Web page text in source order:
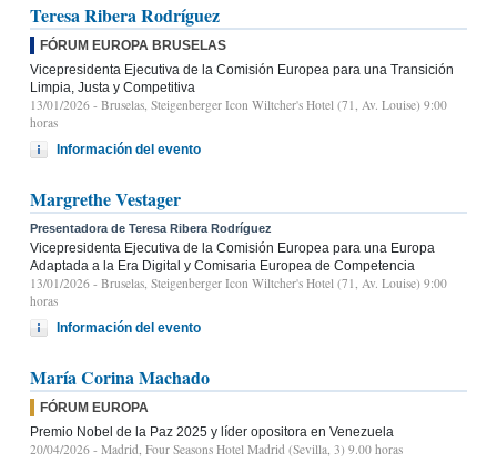
Teresa Ribera Rodríguez
FÓRUM EUROPA BRUSELAS
Vicepresidenta Ejecutiva de la Comisión Europea para una Transición
Limpia, Justa y Competitiva
13/01/2026 - Bruselas, Steigenberger Icon Wiltcher's Hotel (71, Av. Louise) 9:00
horas
Información del evento
Margrethe Vestager
Presentadora de Teresa Ribera Rodríguez
Vicepresidenta Ejecutiva de la Comisión Europea para una Europa
Adaptada a la Era Digital y Comisaria Europea de Competencia
13/01/2026 - Bruselas, Steigenberger Icon Wiltcher's Hotel (71, Av. Louise) 9:00
horas
Información del evento
María Corina Machado
FÓRUM EUROPA
Premio Nobel de la Paz 2025 y líder opositora en Venezuela
20/04/2026 - Madrid, Four Seasons Hotel Madrid (Sevilla, 3) 9.00 horas